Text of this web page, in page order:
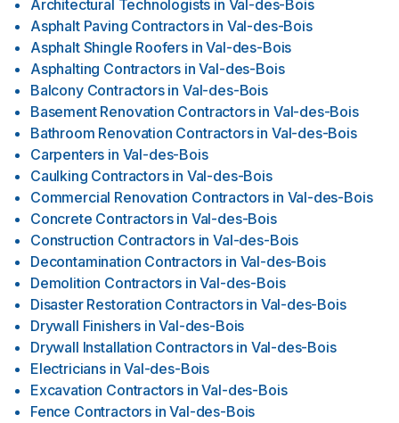
Architectural Technologists in Val-des-Bois
Asphalt Paving Contractors in Val-des-Bois
Asphalt Shingle Roofers in Val-des-Bois
Asphalting Contractors in Val-des-Bois
Balcony Contractors in Val-des-Bois
Basement Renovation Contractors in Val-des-Bois
Bathroom Renovation Contractors in Val-des-Bois
Carpenters in Val-des-Bois
Caulking Contractors in Val-des-Bois
Commercial Renovation Contractors in Val-des-Bois
Concrete Contractors in Val-des-Bois
Construction Contractors in Val-des-Bois
Decontamination Contractors in Val-des-Bois
Demolition Contractors in Val-des-Bois
Disaster Restoration Contractors in Val-des-Bois
Drywall Finishers in Val-des-Bois
Drywall Installation Contractors in Val-des-Bois
Electricians in Val-des-Bois
Excavation Contractors in Val-des-Bois
Fence Contractors in Val-des-Bois